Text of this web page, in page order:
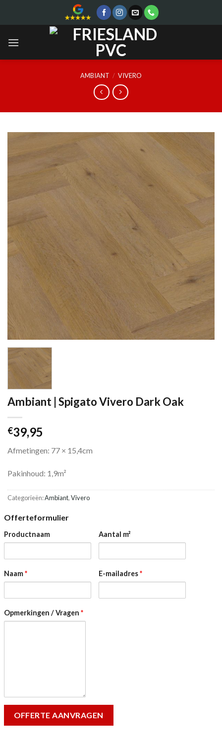
AMBIANT / VIVERO
Ambiant | Spigato Vivero Dark Oak
€39,95
Afmetingen: 77 × 15,4cm
Pakinhoud: 1,9m²
Categorieën:Ambiant,Vivero
Offerteformulier
Productnaam Aantal m²
Naam* E-mailadres*
Opmerkingen / Vragen *